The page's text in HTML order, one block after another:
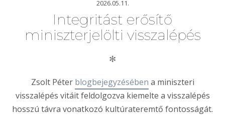
2026.05.11.
Integritást erősítő
miniszterjelölti visszalépés
✻
Zsolt Péter blogbejegyzésében a miniszteri
visszalépés vitáit feldolgozva kiemelte a visszalépés
hosszú távra vonatkozó kultúrateremtő fontosságát.